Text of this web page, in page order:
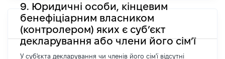
9. Юридичні особи, кінцевим
бенефіціарним власником
(контролером) яких є суб’єкт
декларування або члени його сім’ї
У суб'єкта декларування чи членів його сім'ї відсутні